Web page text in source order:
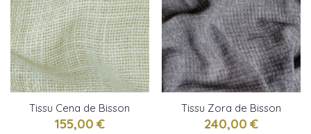
Tissu Cena de Bisson
Bruneel
155,00 €
Tissu Zora de Bisson
Bruneel
240,00 €